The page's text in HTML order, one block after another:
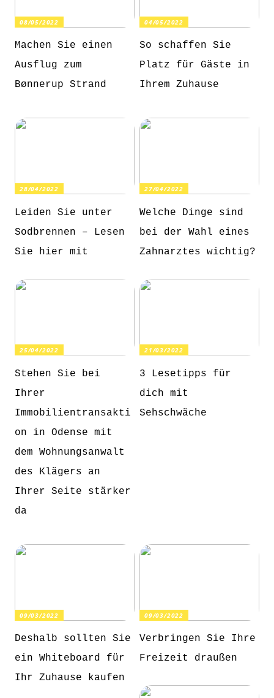
08/05/2022
Machen Sie einen
Ausflug zum
Bønnerup Strand
04/05/2022
So schaffen Sie
Platz für Gäste in
Ihrem Zuhause
28/04/2022
Leiden Sie unter
Sodbrennen – Lesen
Sie hier mit
27/04/2022
Welche Dinge sind
bei der Wahl eines
Zahnarztes wichtig?
25/04/2022
Stehen Sie bei
Ihrer
Immobilientransakti
on in Odense mit
dem Wohnungsanwalt
des Klägers an
Ihrer Seite stärker
da
21/03/2022
3 Lesetipps für
dich mit
Sehschwäche
09/03/2022
Deshalb sollten Sie
ein Whiteboard für
Ihr Zuhause kaufen
09/03/2022
Verbringen Sie Ihre
Freizeit draußen